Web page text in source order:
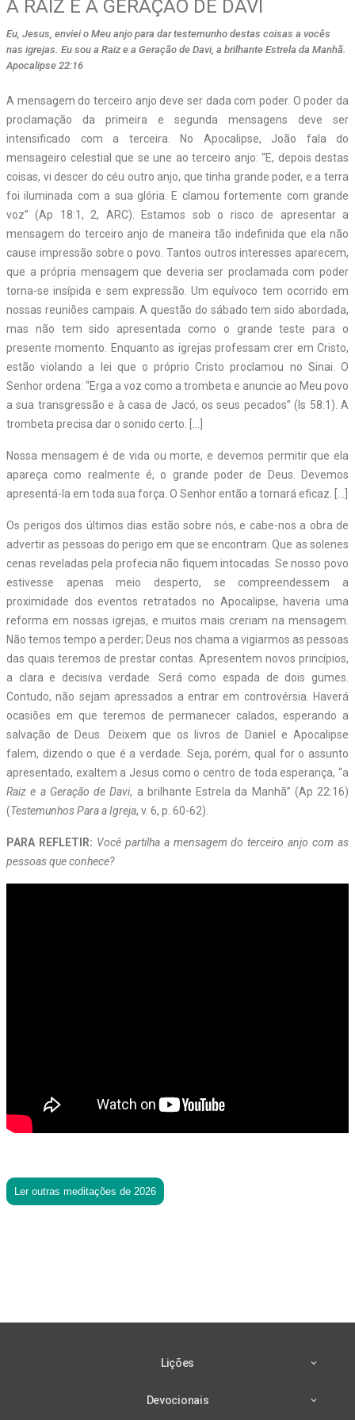
A RAIZ E A GERAÇÃO DE DAVI
Eu, Jesus, enviei o Meu anjo para dar testemunho destas coisas a vocês
nas igrejas. Eu sou a Raiz e a Geração de Davi, a brilhante Estrela da Manhã.
Apocalipse 22:16
A mensagem do terceiro anjo deve ser dada com poder. O poder da
proclamação da primeira e segunda mensagens deve ser
intensificado com a terceira. No Apocalipse, João fala do
mensageiro celestial que se une ao terceiro anjo: “E, depois destas
coisas, vi descer do céu outro anjo, que tinha grande poder, e a terra
foi iluminada com a sua glória. E clamou fortemente com grande
voz” (Ap 18:1, 2, ARC). Estamos sob o risco de apresentar a
mensagem do terceiro anjo de maneira tão indefinida que ela não
cause impressão sobre o povo. Tantos outros interesses aparecem,
que a própria mensagem que deveria ser proclamada com poder
torna-se insípida e sem expressão. Um equívoco tem ocorrido em
nossas reuniões campais. A questão do sábado tem sido abordada,
mas não tem sido apresentada como o grande teste para o
presente momento. Enquanto as igrejas professam crer em Cristo,
estão violando a lei que o próprio Cristo proclamou no Sinai. O
Senhor ordena: “Erga a voz como a trombeta e anuncie ao Meu povo
a sua transgressão e à casa de Jacó, os seus pecados” (Is 58:1). A
trombeta precisa dar o sonido certo. […]
Nossa mensagem é de vida ou morte, e devemos permitir que ela
apareça como realmente é, o grande poder de Deus. Devemos
apresentá-la em toda sua força. O Senhor então a tornará eficaz. […]
Os perigos dos últimos dias estão sobre nós, e cabe-nos a obra de
advertir as pessoas do perigo em que se encontram. Que as solenes
cenas reveladas pela profecia não fiquem intocadas. Se nosso povo
estivesse apenas meio desperto, se compreendessem a
proximidade dos eventos retratados no Apocalipse, haveria uma
reforma em nossas igrejas, e muitos mais creriam na mensagem.
Não temos tempo a perder; Deus nos chama a vigiarmos as pessoas
das quais teremos de prestar contas. Apresentem novos princípios,
a clara e decisiva verdade. Será como espada de dois gumes.
Contudo, não sejam apressados a entrar em controvérsia. Haverá
ocasiões em que teremos de permanecer calados, esperando a
salvação de Deus. Deixem que os livros de Daniel e Apocalipse
falem, dizendo o que é a verdade. Seja, porém, qual for o assunto
apresentado, exaltem a Jesus como o centro de toda esperança, “a
Raiz e a Geração de Davi, a brilhante Estrela da Manhã” (Ap 22:16)
(Testemunhos Para a Igreja, v. 6, p. 60-62).
PARA REFLETIR: Você partilha a mensagem do terceiro anjo com as
pessoas que conhece?
Ler outras meditações de 2026
Lições
Devocionais